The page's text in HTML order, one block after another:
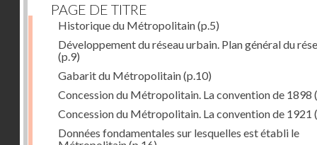
PAGE DE TITRE
Historique du Métropolitain(p.5)
Développement du réseau urbain. Plan général du
(p.9)
Gabarit du Métropolitain(p.10)
Concession du Métropolitain. La convention de 1898
Concession du Métropolitain. La convention de 1921
Données fondamentales sur lesquelles est établi le